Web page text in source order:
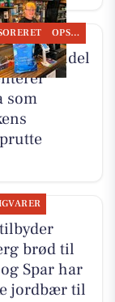
OPSLAGSTAVLEN
Landhandel
som
brød til
Spar har
jordbær til